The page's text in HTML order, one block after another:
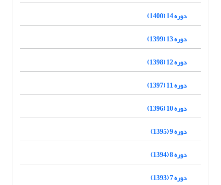
دوره 14 (1400)
دوره 13 (1399)
دوره 12 (1398)
دوره 11 (1397)
دوره 10 (1396)
دوره 9 (1395)
دوره 8 (1394)
دوره 7 (1393)